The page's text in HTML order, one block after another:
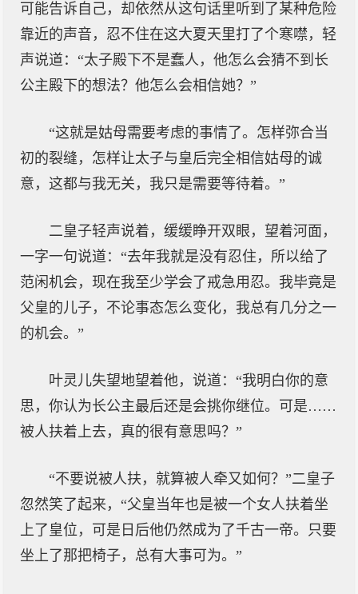
可能告诉自己，却依然从这句话里听到了某种危险
靠近的声音，忍不住在这大夏天里打了个寒噤，轻
声说道：“太子殿下不是蠢人，他怎么会猜不到长
公主殿下的想法？他怎么会相信她？”
“这就是姑母需要考虑的事情了。怎样弥合当
初的裂缝，怎样让太子与皇后完全相信姑母的诚
意，这都与我无关，我只是需要等待着。”
二皇子轻声说着，缓缓睁开双眼，望着河面，
一字一句说道：“去年我就是没有忍住，所以给了
范闲机会，现在我至少学会了戒急用忍。我毕竟是
父皇的儿子，不论事态怎么变化，我总有几分之一
的机会。”
叶灵儿失望地望着他，说道：“我明白你的意
思，你认为长公主最后还是会挑你继位。可是……
被人扶着上去，真的很有意思吗？”
“不要说被人扶，就算被人牵又如何？”二皇子
忽然笑了起来，“父皇当年也是被一个女人扶着坐
上了皇位，可是日后他仍然成为了千古一帝。只要
坐上了那把椅子，总有大事可为。”